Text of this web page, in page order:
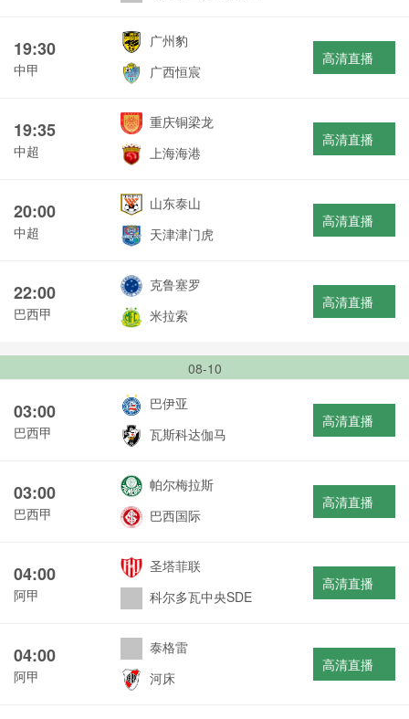
19:30
中甲
广州豹
广西恒宸
高清直播
19:35
中超
重庆铜梁龙
上海海港
高清直播
20:00
中超
山东泰山
天津津门虎
高清直播
22:00
巴西甲
克鲁塞罗
米拉索
高清直播
08-10
03:00
巴西甲
巴伊亚
瓦斯科达伽马
高清直播
03:00
巴西甲
帕尔梅拉斯
巴西国际
高清直播
04:00
阿甲
圣塔菲联
科尔多瓦中央SDE
高清直播
04:00
阿甲
泰格雷
河床
高清直播